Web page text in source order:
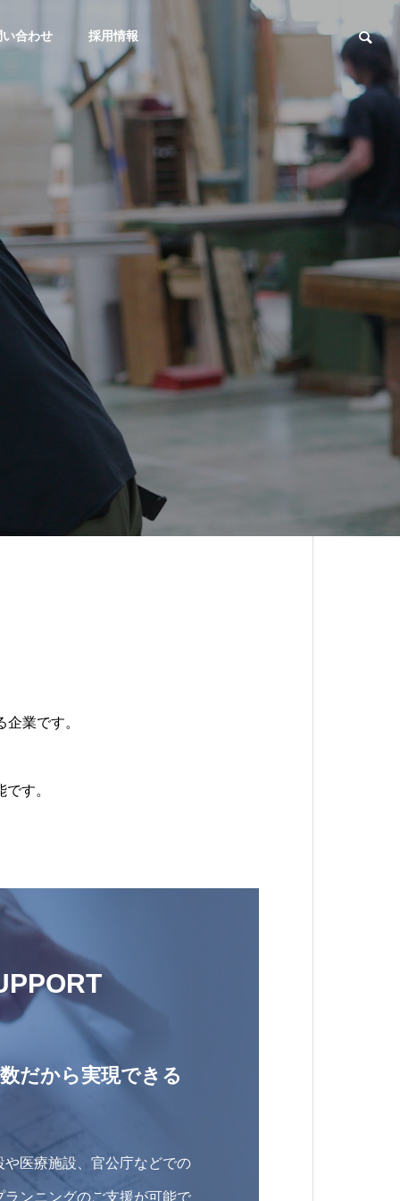
合わせ 採用情報
MAINTENANCE
メンテナンス
OUTLINE
会社概要
CONTACT
事務所・庁舎（官公庁）
官公庁
教育施設
業です。
す。
だから実現できる
医療施設、官公庁などでの
ンニングのご支援が可能で